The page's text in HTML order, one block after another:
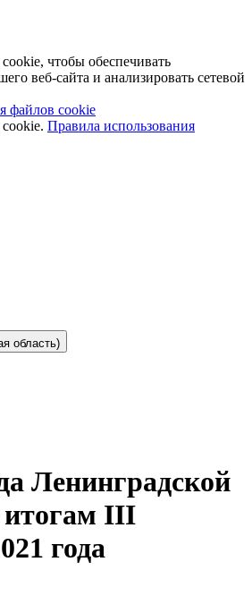
чтобы обеспечивать
веб-сайта и анализировать сетевой
файлов cookie
Правила использования
область)
Ленинградской
итогам III
года